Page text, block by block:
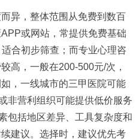
异，整体范围从免费到数百
或网站，常提供免费基础
合初步筛查；而专业心理咨
高，一般在200-500元/次，
，一线城市的三甲医院可能
非营利组织可能提供低价服务
包括地区差异、工具复杂度和
建议。选择时，建议优先考